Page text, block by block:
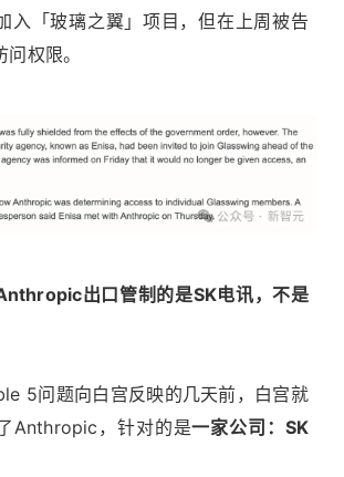
入「玻璃之翼」项目，但在上周被告
权限。
出口管制的是SK电讯，不是
5问题向白宫反映的几天前，白宫就
Anthropic，针对的是一家公司：SK